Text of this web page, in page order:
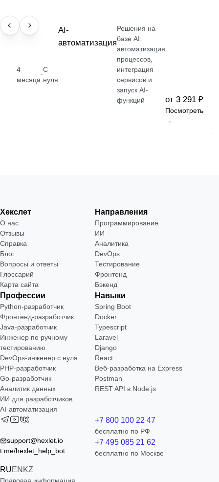
ПРОФЕССИЯ
4
месяца
·
С
нуля
AI-
автоматизация
Решения на
базе AI:
автоматизация
процессов,
интеграция
сервисов и
запуск AI-
функций
от 3 291 ₽
Посмотреть
→
Хекслет
О нас
Отзывы
Справка
Блог
Вопросы и ответы
Глоссарий
Карта сайта
Направления
Программирование
ИИ
Аналитика
DevOps
Тестирование
Фронтенд
Бэкенд
Профессии
Python-разработчик
Фронтенд-разработчик
Java-разработчик
Инженер по ручному
тестированию
DevOps-инженер с нуля
РНР-разработчик
Go-разработчик
Аналитик данных
ИИ для разработчиков
AI-автоматизация
Навыки
Spring Boot
Docker
Typescript
Laravel
Django
React
Веб-разработка на Express
Postman
REST API в Node.js
support@hexlet.io
t.me/hexlet_help_bot
RUEN KZ
+7 800 100 22 47
бесплатно по РФ
+7 495 085 21 62
бесплатно по Москве